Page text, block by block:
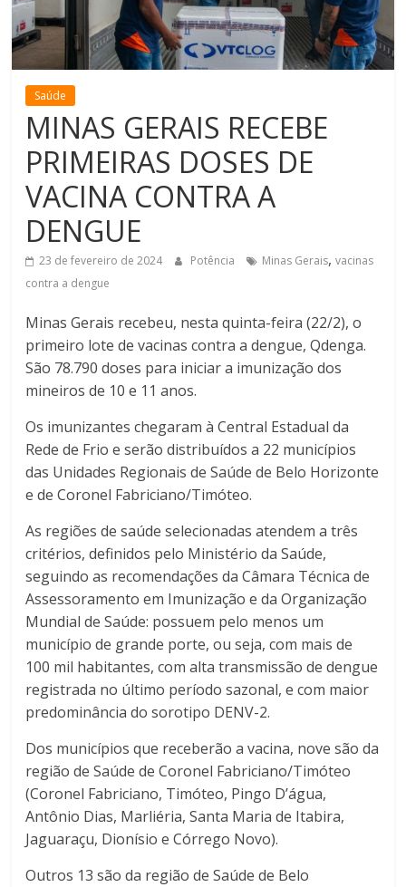
de
Minas
Saúde
MINAS GERAIS RECEBE
PRIMEIRAS DOSES DE
VACINA CONTRA A
DENGUE
23 de fevereiro de 2024 Potência Minas Gerais,vacinas
contra a dengue
Minas Gerais recebeu, nesta quinta-feira (22/2), o
primeiro lote de vacinas contra a dengue, Qdenga.
São 78.790 doses para iniciar a imunização dos
mineiros de 10 e 11 anos.
Os imunizantes chegaram à Central Estadual da
Rede de Frio e serão distribuídos a 22 municípios
das Unidades Regionais de Saúde de Belo Horizonte
e de Coronel Fabriciano/Timóteo.
As regiões de saúde selecionadas atendem a três
critérios, definidos pelo Ministério da Saúde,
seguindo as recomendações da Câmara Técnica de
Assessoramento em Imunização e da Organização
Mundial de Saúde: possuem pelo menos um
município de grande porte, ou seja, com mais de
100 mil habitantes, com alta transmissão de dengue
registrada no último período sazonal, e com maior
predominância do sorotipo DENV-2.
Dos municípios que receberão a vacina, nove são da
região de Saúde de Coronel Fabriciano/Timóteo
(Coronel Fabriciano, Timóteo, Pingo D’água,
Antônio Dias, Marliéria, Santa Maria de Itabira,
Jaguaraçu, Dionísio e Córrego Novo).
Outros 13 são da região de Saúde de Belo